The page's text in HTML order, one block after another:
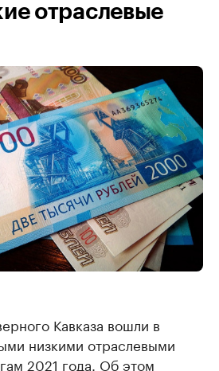
отраслевые
Кавказа вошли в
низкими отраслевыми
2021 года. Об этом